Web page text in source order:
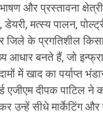
और प्रस्तावना
पालन, पोल्ट्री
के प्रगतिशील
बनते हैं, जो
में खाद का पर्याप्त
एजीएम दीपक पाटिल
सीधे मार्केटिंग और